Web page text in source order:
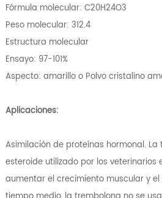
Fórmula molecular: C20H24O3
Peso molecular: 312.4
Estructura molecular
Ensayo: 97-101%
Aspecto: amarillo o Polvo cristalino
Aplicaciones:
Asimilación de proteínas hormonal.
esteroide utilizado por los veterinarios
aumentar el crecimiento muscular y